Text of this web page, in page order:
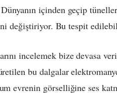
içinden geçip
değiştiriyor. Bu tespit
incelemek bize devasa
bu dalgalar
evrenin görselliğine ses